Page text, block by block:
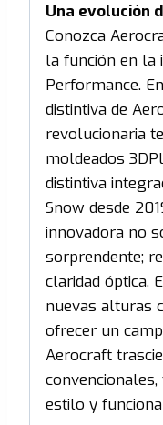
Una evolución
Conozca
la función en la
Performance.
distintiva de
revolucionaria
moldeados
distintiva
Snow desde
innovadora no
sorprendente;
claridad óptica.
nuevas alturas
ofrecer un
Aerocraft
estilo y